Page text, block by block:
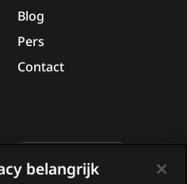
Blog
Pers
Contact
belangrijk